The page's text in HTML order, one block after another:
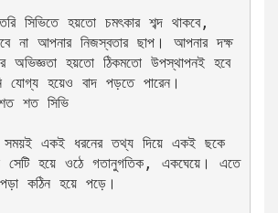
সিভিতে হয়তো চমৎকার শব্দ থাকবে,
না আপনার নিজস্বতার ছাপ। আপনার দক্ষ
অভিজ্ঞতা হয়তো ঠিকমতো উপস্থাপনই হবে
হয়েও বাদ পড়তে পারেন।
শত সিভি
সময়ই একই ধরনের তথ্য দিয়ে একই ছকে
সেটি হয়ে ওঠে গতানুগতিক, একঘেয়ে। এতে
পড়া কঠিন হয়ে পড়ে।